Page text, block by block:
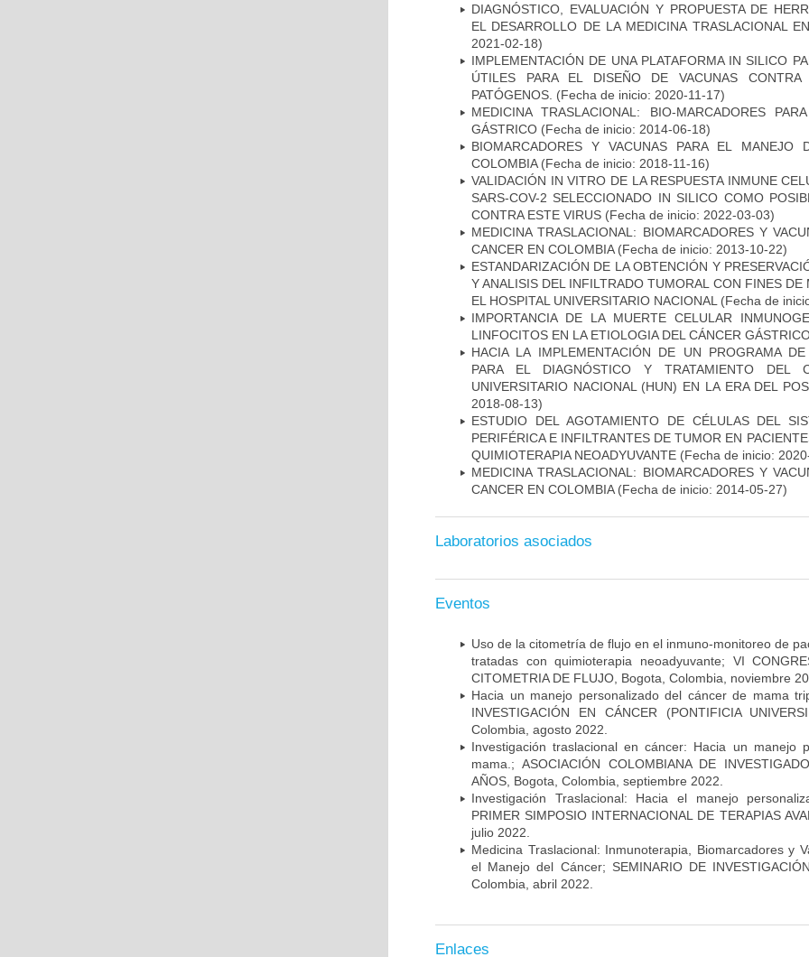
DIAGNÓSTICO, EVALUACIÓN Y PROPUESTA DE
EL DESARROLLO DE LA MEDICINA TRASLACIONAL
2021-02-18)
IMPLEMENTACIÓN DE UNA PLATAFORMA IN SILICO
ÚTILES PARA EL DISEÑO DE VACUNAS
PATÓGENOS. (Fecha de inicio: 2020-11-17)
MEDICINA TRASLACIONAL: BIO-MARCADORES
GÁSTRICO (Fecha de inicio: 2014-06-18)
BIOMARCADORES Y VACUNAS PARA EL MANEJO
COLOMBIA(Fecha de inicio: 2018-11-16)
VALIDACIÓN IN VITRO DE LA RESPUESTA INMUNE
SARS-COV-2 SELECCIONADO IN SILICO COMO
CONTRA ESTE VIRUS (Fecha de inicio: 2022-03-03)
MEDICINA TRASLACIONAL: BIOMARCADORES Y
CANCER EN COLOMBIA(Fecha de inicio: 2013-10-22)
ESTANDARIZACIÓN DE LA OBTENCIÓN Y
Y ANALISIS DEL INFILTRADO TUMORAL CON FINES DE
EL HOSPITAL UNIVERSITARIO NACIONAL (Fecha de
IMPORTANCIA DE LA MUERTE CELULAR
LINFOCITOS EN LA ETIOLOGIA DEL CÁNCER
HACIA LA IMPLEMENTACIÓN DE UN PROGRAMA
PARA EL DIAGNÓSTICO Y TRATAMIENTO DEL
UNIVERSITARIO NACIONAL (HUN) EN LA ERA DEL
2018-08-13)
ESTUDIO DEL AGOTAMIENTO DE CÉLULAS DEL
PERIFÉRICA E INFILTRANTES DE TUMOR EN
QUIMIOTERAPIA NEOADYUVANTE (Fecha de inicio:
MEDICINA TRASLACIONAL: BIOMARCADORES Y
CANCER EN COLOMBIA(Fecha de inicio: 2014-05-27)
Laboratorios asociados
Eventos
Uso de la citometría de flujo en el inmuno-monitoreo de
tratadas con quimioterapia neoadyuvante; VI
CITOMETRIA DE FLUJO, Bogota, Colombia, noviembre
Hacia un manejo personalizado del cáncer de mama
INVESTIGACIÓN EN CÁNCER (PONTIFICIA
Colombia, agosto 2022.
Investigación traslacional en cáncer: Hacia un manejo
mama.; ASOCIACIÓN COLOMBIANA DE
AÑOS, Bogota, Colombia, septiembre 2022.
Investigación Traslacional: Hacia el manejo
PRIMER SIMPOSIO INTERNACIONAL DE TERAPIAS
julio 2022.
Medicina Traslacional: Inmunoterapia, Biomarcadores y
el Manejo del Cáncer; SEMINARIO DE
Colombia, abril 2022.
Enlaces